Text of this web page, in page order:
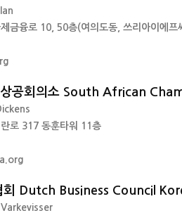
지역
금융로 10, 50층(여의도동, 쓰리아이에프
상공회의소 South African
로 317 동훈타워 11층
회 Dutch Business Council